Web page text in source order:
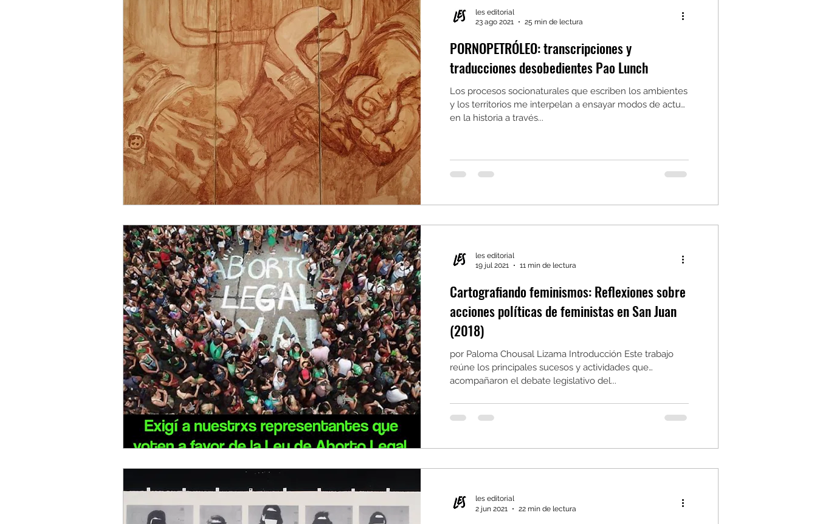
les editorial
23 ago 2021
25 min de lectura
PORNOPETRÓLEO: transcripciones y
traducciones desobedientes Pao Lunch
Los procesos socionaturales que escriben los ambientes
y los territorios me interpelan a ensayar modos de actuar
en la historia a través...
les editorial
19 jul 2021
11 min de lectura
Cartografiando feminismos: Reflexiones sobre
acciones políticas de feministas en San Juan
(2018)
por Paloma Chousal Lizama Introducción Este trabajo
reúne los principales sucesos y actividades que
acompañaron el debate legislativo del...
les editorial
2 jun 2021
22 min de lectura